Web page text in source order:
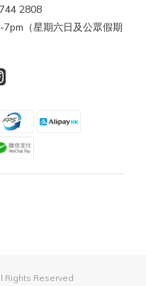
2808
（星期六日及公眾假期
Rights Reserved